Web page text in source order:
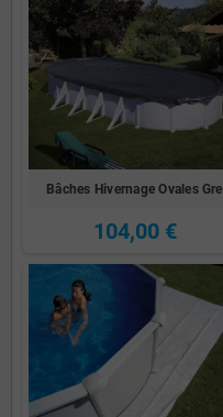
Bâches Hivernage Ovales Gre
104,00 €